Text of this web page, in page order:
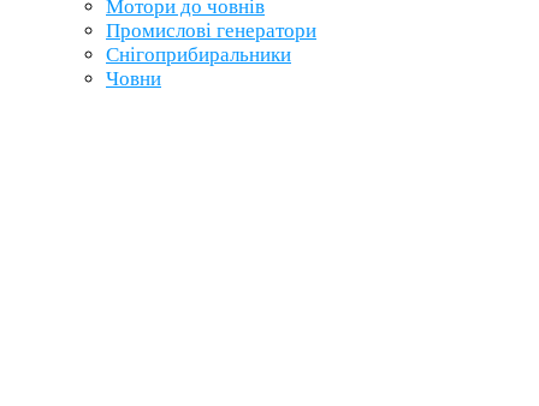
Мотори до човнів
Промислові генератори
Снігоприбиральники
Човни